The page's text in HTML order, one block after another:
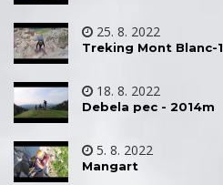
25. 8. 2022
Treking Mont Blanc-1
18. 8. 2022
Debela pec - 2014m
5. 8. 2022
Mangart